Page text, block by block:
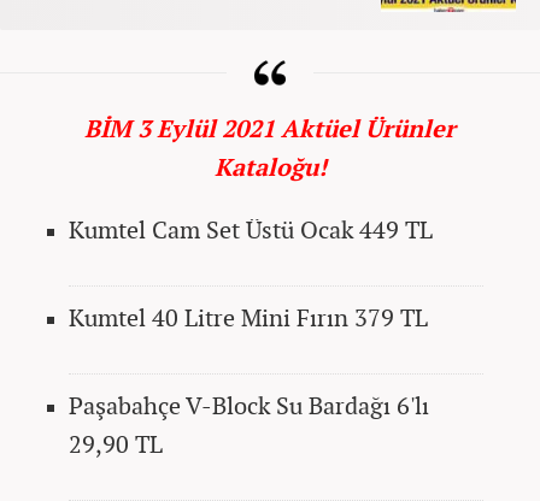
BİM 3 Eylül 2021 Aktüel Ürünler
Kataloğu!
Kumtel Cam Set Üstü Ocak 449 TL
Kumtel 40 Litre Mini Fırın 379 TL
Paşabahçe V-Block Su Bardağı 6'lı
29,90 TL